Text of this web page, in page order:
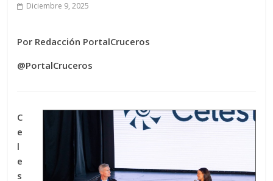
Diciembre 9, 2025
Por Redacción PortalCruceros
@PortalCruceros
C
e
l
e
s